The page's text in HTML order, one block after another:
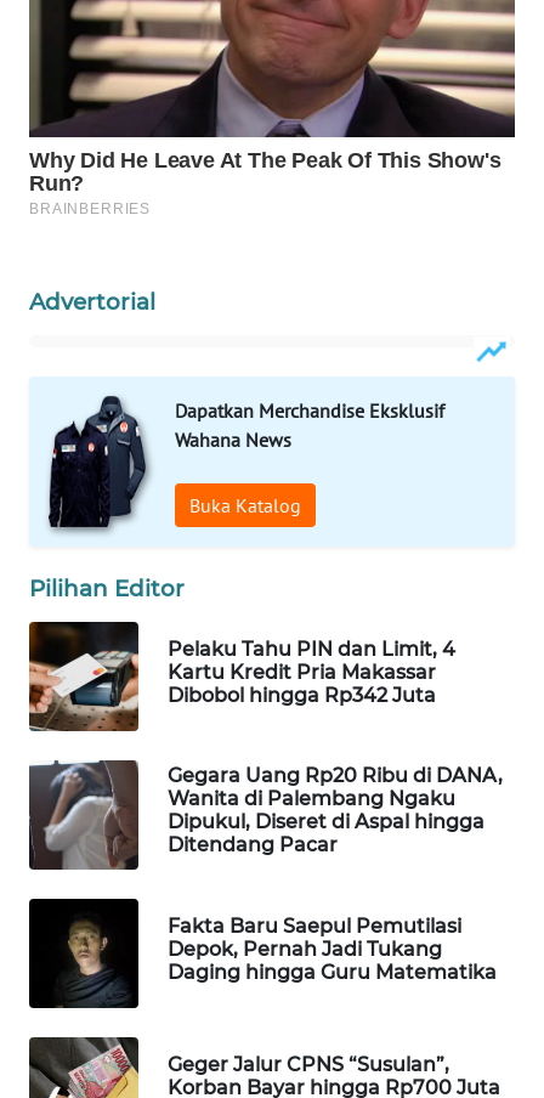
Advertorial
Dapatkan Merchandise Eksklusif
Wahana News
Buka Katalog
Pilihan Editor
Pelaku Tahu PIN dan Limit, 4
Kartu Kredit Pria Makassar
Dibobol hingga Rp342 Juta
Gegara Uang Rp20 Ribu di DANA,
Wanita di Palembang Ngaku
Dipukul, Diseret di Aspal hingga
Ditendang Pacar
Fakta Baru Saepul Pemutilasi
Depok, Pernah Jadi Tukang
Daging hingga Guru Matematika
Geger Jalur CPNS “Susulan”,
Korban Bayar hingga Rp700 Juta
WAHANA
SPORT
WAHANA
UMKM
WAHANA
WAHANA
WAHANA
OTOMOTIF
WAHANA
HEALTH
WAHANA
WISATA
LAPAK
WAHANA
Wahana
Network
KONSUMEN
LISTRIK
MASYARAKAT
KELISTRIKAN
WALINKI
ID